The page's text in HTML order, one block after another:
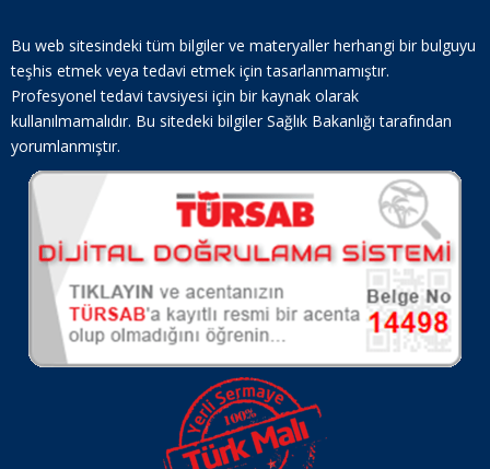
Bu web sitesindeki tüm bilgiler ve materyaller herhangi bir bulguyu
teşhis etmek veya tedavi etmek için tasarlanmamıştır.
Profesyonel tedavi tavsiyesi için bir kaynak olarak
kullanılmamalıdır. Bu sitedeki bilgiler Sağlık Bakanlığı tarafından
yorumlanmıştır.